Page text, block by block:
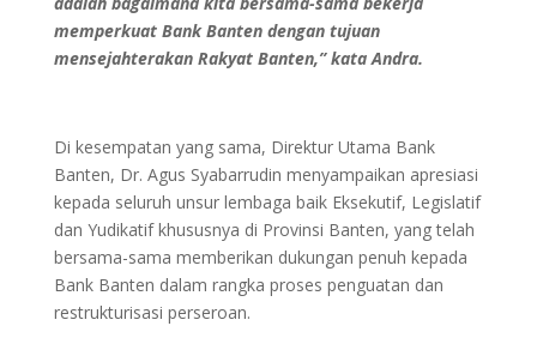
memperkuat Bank Banten dengan tujuan
mensejahterakan Rakyat Banten,” kata Andra.
Di kesempatan yang sama, Direktur Utama Bank
Banten, Dr. Agus Syabarrudin menyampaikan apresiasi
kepada seluruh unsur lembaga baik Eksekutif, Legislatif
dan Yudikatif khususnya di Provinsi Banten, yang telah
bersama-sama memberikan dukungan penuh kepada
Bank Banten dalam rangka proses penguatan dan
restrukturisasi perseroan.